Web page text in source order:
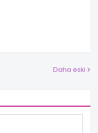
Daha eski